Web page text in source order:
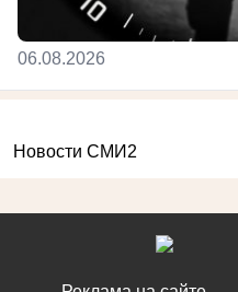
06.08.2026
Новости СМИ2